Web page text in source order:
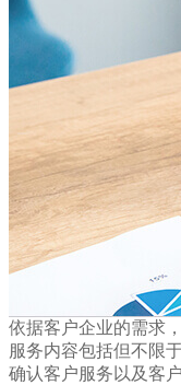
依据客户企业的需求
服务内容包括但不限于
确认客户服务以及客